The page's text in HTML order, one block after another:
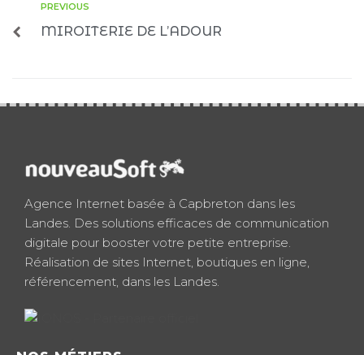
PREVIOUS
MIROITERIE DE L’ADOUR
Agence Internet basée à Capbreton dans les
Landes. Des solutions efficaces de communication
digitale pour booster votre petite entreprise.
Réalisation de sites Internet, boutiques en ligne,
référencement, dans les Landes.